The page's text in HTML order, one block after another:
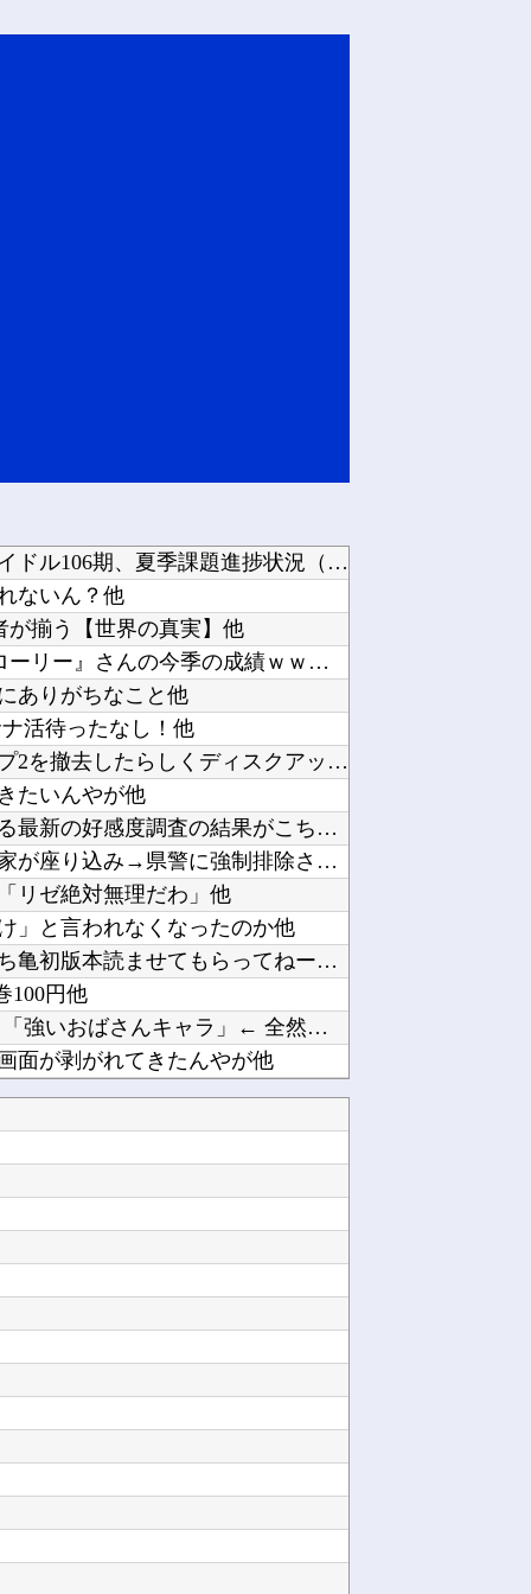
【ラブライブ！】蓮ノ空スクールアイドル106期、夏季課題進捗状況（8月上旬編）他
ないん？他
が揃う【世界の真実】他
昨季60本塁打・OPS.948の『カル・ローリー』さんの今季の成績ｗｗｗｗｗｗｗｗｗｗｗｗ...
ありがちなこと他
活待ったなし！他
エクスアリーナ松戸がディスクアップ2を撤去したらしくディスクアッパーさん達から落胆の声他
たいんやが他
韓国人「韓国で行われた日本に対する最新の好感度調査の結果がこちら…」→「どうしてこうなった...
【動画】原爆の日に今年も極左活動家が座り込み→県警に強制排除される動画が話題に他
リゼ絶対無理だわ」他
」と言われなくなったのか他
【こち亀】両津「おじいちゃんにこち亀初版本読ませてもらってねー。内容は全く変わらないから」...
100円他
「強いおっさんキャラ」←よくいる 「強いおばさんキャラ」← 全然いない他
面が剥がれてきたんやが他
紹介された男と食事に行くも何を食べても「まずい」「臭い」と文句連発！不快すぎて断った後、友...
広島81回目の原爆の日を迎える←「世界は全く平和にならない」（海外の反応）他
政府「消費税減税しまーす！」企業「うおおおお！便乗値上げタイムきたっ！減税分値上げするぞ～...
ナップを発表！他
乃木坂46】他
ん、さすがに胸がデカすぎる他
倉透って相性良さそう他
【これは重い】清水良太郎さんの訃報後、落語家が過去の“いじめ・暴行被害”を告発他